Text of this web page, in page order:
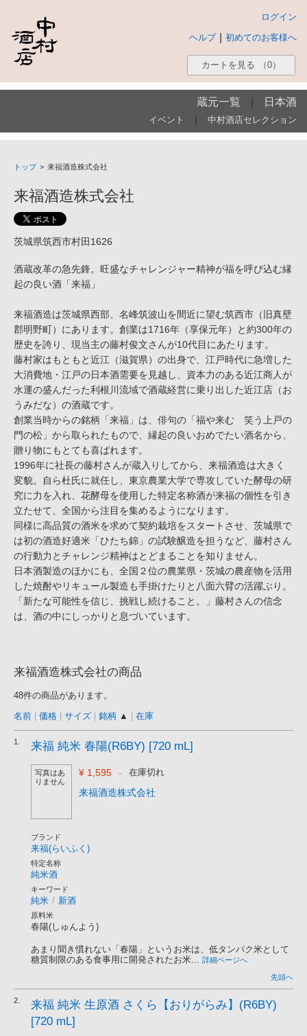
ログイン
初めてのお客様へ
ヘルプ
カートを見る （0）
蔵元一覧 日本酒
イベント 中村酒店セレクション
トップ > 来福酒造株式会社
来福酒造株式会社
茨城県筑西市村田1626
酒蔵改革の急先鋒。旺盛なチャレンジャー精神が福を呼び込む縁
起の良い酒「来福」
来福酒造は茨城県西部、名峰筑波山を間近に望む筑西市（旧真壁
郡明野町）にあります。創業は1716年（享保元年）と約300年の
歴史を誇り、現当主の藤村俊文さんが10代目にあたります。
藤村家はもともと近江（滋賀県）の出身で、江戸時代に急増した
大消費地・江戸の日本酒需要を見越し、資本力のある近江商人が
水運の盛んだった利根川流域で酒蔵経営に乗り出した近江店（お
うみだな）の酒蔵です。
創業当時からの銘柄「来福」は、俳句の「福や来む 笑う上戸の
門の松」から取られたもので、縁起の良いおめでたい酒名から、
贈り物にもとても喜ばれます。
1996年に社長の藤村さんが蔵入りしてから、来福酒造は大きく
変貌。自ら杜氏に就任し、東京農業大学で専攻していた酵母の研
究に力を入れ、花酵母を使用した特定名称酒が来福の個性を引き
立たせて、全国から注目を集めるようになります。
同様に高品質の酒米を求めて契約栽培をスタートさせ、茨城県で
は初の酒造好適米「ひたち錦」の試験醸造を担うなど、藤村さん
の行動力とチャレンジ精神はとどまることを知りません。
日本酒製造のほかにも、全国２位の農業県・茨城の農産物を活用
した焼酎やリキュール製造も手掛けたりと八面六臂の活躍ぶり。
「新たな可能性を信じ、挑戦し続けること。」藤村さんの信念
は、酒の中にしっかりと息づいています。
来福酒造株式会社の商品
48件の商品があります。
名前
価格 サイズ 銘柄 ▲ 在庫
1. 来福 純米 春陽(R6BY) [720 mL]
写真はあ
りません
¥ 1,595 - 在庫切れ
来福酒造株式会社
ブランド
来福(らいふく)
特定名称
純米酒
キーワード
純米 / 新酒
原料米
春陽(しゅんよう)
あまり聞き慣れない「春陽」というお米は、低タンパク米として
糖質制限のある食事用に開発されたお米... 詳細ページへ
先頭へ
2.
来福 純米 生原酒 さくら【おりがらみ】(R6BY)
[720 mL]